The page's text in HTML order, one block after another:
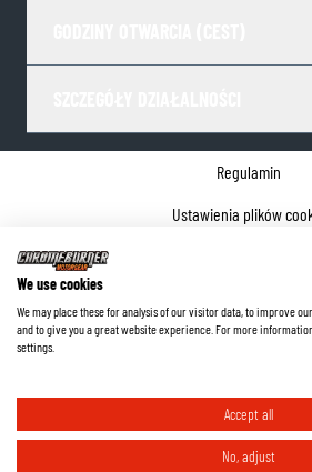
Regulamin
Ustawienia plików
©2026ChromeBurner - Wszelkie
We use cookies
We may place these for analysis of our visitor data, to improve
and to give you a great website experience. For more
settings.
Accept all
No, adjust